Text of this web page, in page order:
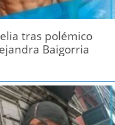
tras polémico
Baigorria